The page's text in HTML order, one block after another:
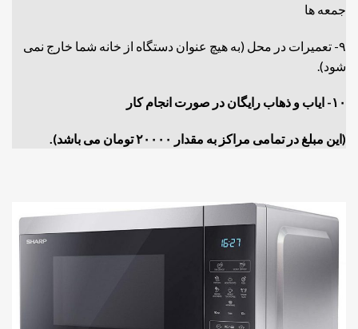
جمعه ها
۹- تعمیرات در محل (به هیچ عنوان دستگاه از خانه شما خارج نمی
شود).
۱۰- ایاب و ذهاب رایگان در صورت انجام کار
(این مبلغ در تمامی مراکز به مقدار ۲۰۰۰۰ تومان می باشد).